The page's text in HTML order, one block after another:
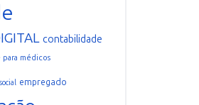
contabilidade
médicos
empregado